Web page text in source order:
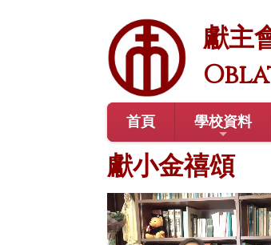
獻主
首頁 學校資料
獻小金禧頌